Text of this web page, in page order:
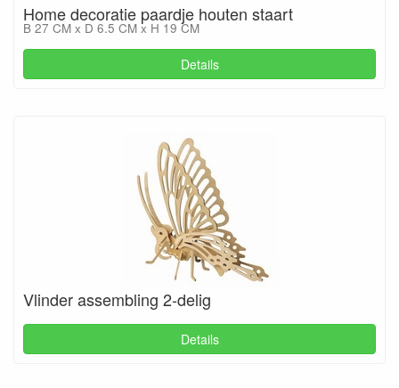
Home decoratie paardje houten staart
B 27 CM x D 6.5 CM x H 19 CM
Details
Vlinder assembling 2-delig
Details